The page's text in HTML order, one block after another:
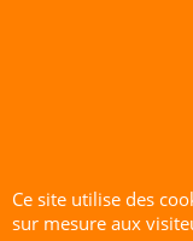
Ce site utilise des
sur mesure aux